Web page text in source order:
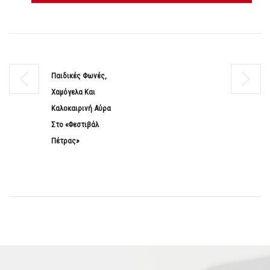
Παιδικές Φωνές,
Χαμόγελα Και
Καλοκαιρινή Αύρα
Στο «Φεστιβάλ
Πέτρας»